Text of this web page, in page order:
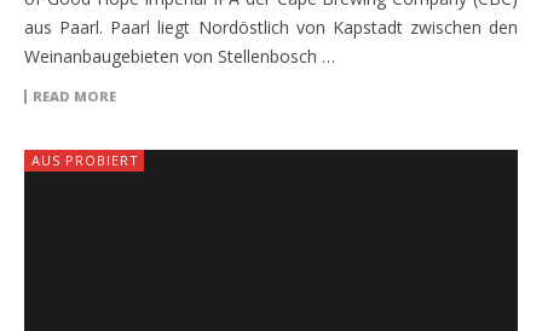
aus Paarl. Paarl liegt Nordöstlich von Kapstadt zwischen den
Weinanbaugebieten von Stellenbosch …
READ MORE
AUS PROBIERT